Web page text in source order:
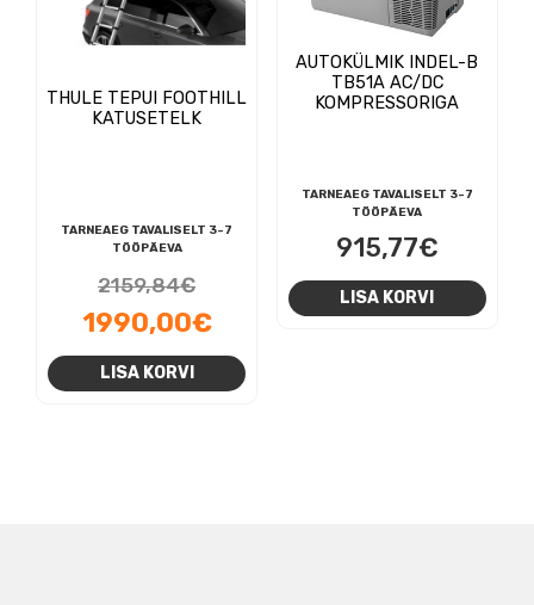
THULE TEPUI FOOTHILL
KATUSETELK
TARNEAEG TAVALISELT 3-7
TÖÖPÄEVA
2159,84€Algne
hind
oli:
2159,84€.
1990,00€Praegune
hind
on:
LISA KORVI
AUTOKÜLMIK INDEL-B
TB51A AC/DC
KOMPRESSORIGA
TARNEAEG TAVALISELT 3-7
TÖÖPÄEVA
915,77€
LISA KORVI